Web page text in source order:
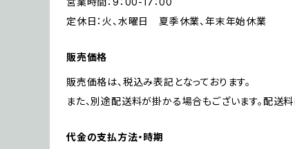
定休日：火、水曜日 夏季休業、年末年始休業
販売価格
販売価格は、税込み表記となっております。
また、別途配送料が掛かる場合もございます。配送
代金の支払方法・時期